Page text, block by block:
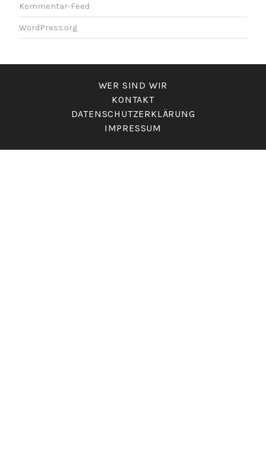
Kommentar-Feed
WordPress.org
WER SIND WIR
KONTAKT
DATENSCHUTZERKLÄRUNG
IMPRESSUM